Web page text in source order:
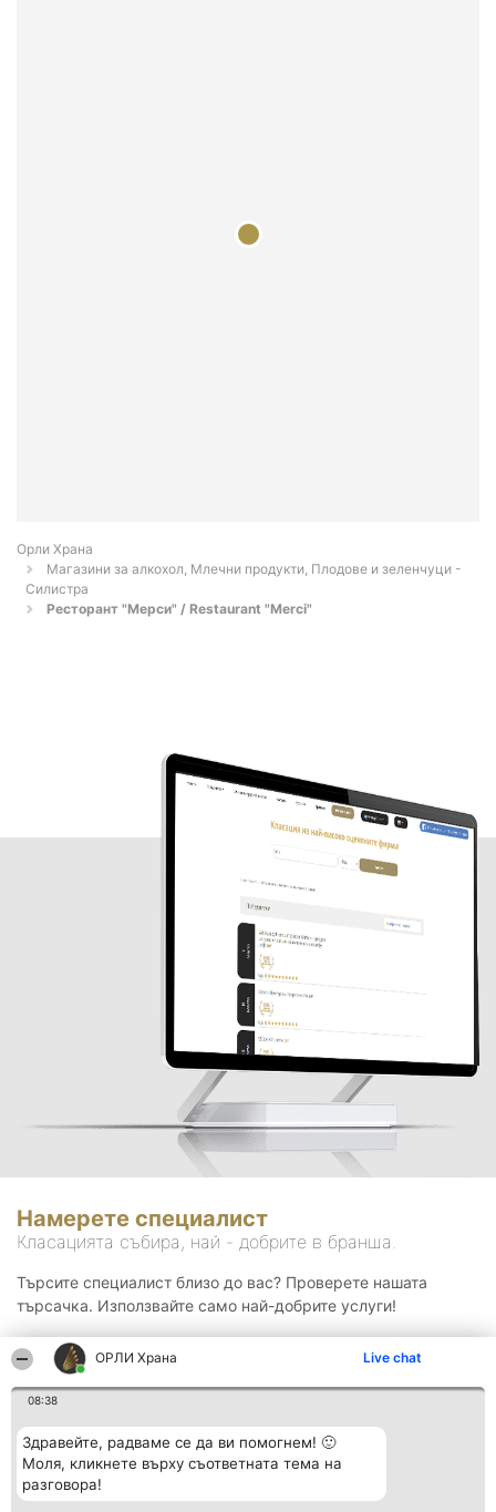
ОРЛИ Храна Live chat
08:38
Здравейте, радваме се да ви помогнем! 🙂
Моля, кликнете върху съответната тема на
разговора!
Орли Храна
Магазини за алкохол, Млечни продукти, Плодове и зеленчуци -
Силистра
Ресторант "Мерси" / Restaurant "Merci"
Намерете специалист
Класацията събира, най - добрите в бранша.
Търсите специалист близо до вас? Проверете нашата
търсачка. Използвайте само най-добрите услуги!